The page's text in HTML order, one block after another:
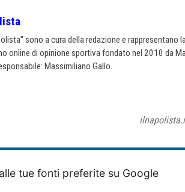
sono a cura della redazione e rappresentano
online di opinione sportiva fondato nel 2010 da
Massimiliano Gallo.
alle tue fonti preferite su Google